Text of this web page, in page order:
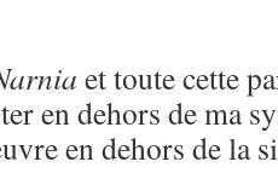
et toute cette
en dehors de ma
en dehors de la